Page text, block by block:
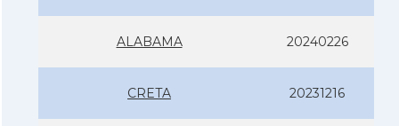
ALABAMA 20240226
CRETA 20231216